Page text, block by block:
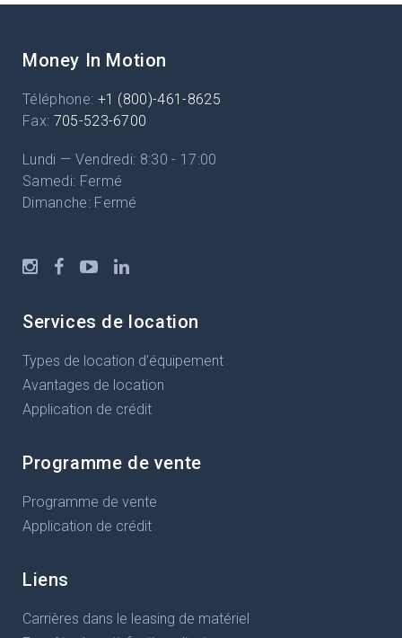
Money In Motion
Téléphone: +1 (800)-461-8625
Fax: 705-523-6700
Lundi — Vendredi: 8:30 - 17:00
Samedi: Fermé
Dimanche: Fermé
Services de location
Types de location d’équipement
Avantages de location
Application de crédit
Programme de vente
Programme de vente
Application de crédit
Liens
Carrières dans le leasing de matériel